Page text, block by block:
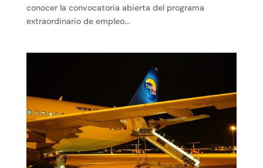
conocer la convocatoria abierta del programa
extraordinario de empleo...